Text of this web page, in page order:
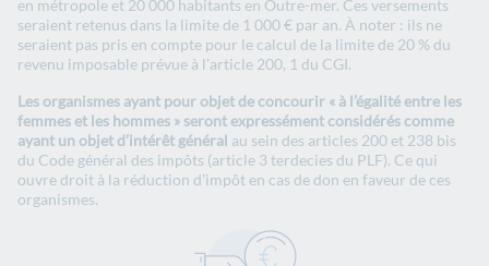
en métropole et 20 000 habitants en Outre-mer. Ces versements
seraient retenus dans la limite de 1 000 € par an. À noter : ils ne
seraient pas pris en compte pour le calcul de la limite de 20 % du
revenu imposable prévue à l'article 200, 1 du CGI.
Les organismes ayant pour objet de concourir « à l’égalité entre les
femmes et les hommes » seront expressément considérés comme
ayant un objet d’intérêt général au sein des articles 200 et 238 bis
du Code général des impôts (article 3 terdecies du PLF). Ce qui
ouvre droit à la réduction d’impôt en cas de don en faveur de ces
organismes.